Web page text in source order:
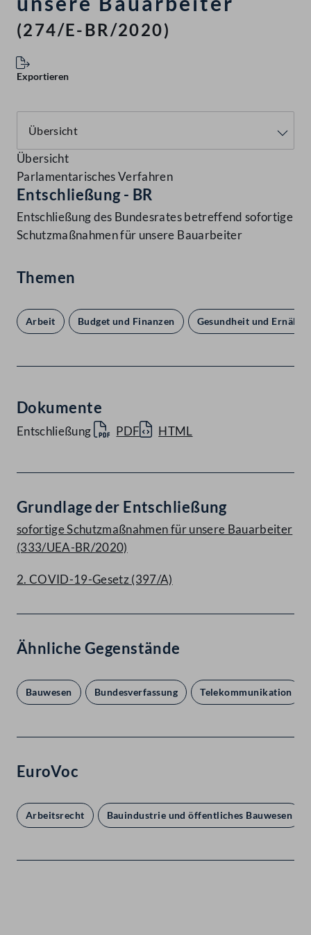
(274/E-BR/2020)
Exportieren
Übersicht
Parlamentarisches Verfahren
Entschließung - BR
Entschließung des Bundesrates betreffend sofortige
Schutzmaßnahmen für unsere Bauarbeiter
Themen
Arbeit Budget und Finanzen Gesundheit und
Dokumente
Entschließung PDF HTML
Grundlage der Entschließung
sofortige Schutzmaßnahmen für unsere Bauarbeiter
(333/UEA-BR/2020)
2. COVID-19-Gesetz (397/A)
Ähnliche Gegenstände
Bauwesen Bundesverfassung Telekommunikation
EuroVoc
Arbeitsrecht Bauindustrie und öffentliches Bauwesen